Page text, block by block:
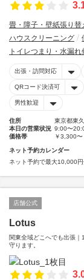
畳・障子・壁紙張り替
ハウスクリーニング
トイレつまり・水漏
出張・訪問対応
QRコード決済可
男性歓迎
住所
東京都東
本日の営業状況 9:00〜
価格帯
￥3,300
ネット予約カレンダー
ネット予約で最大10,000
店舗公式
Lotus
関東全域どこへでも出張
守ります。